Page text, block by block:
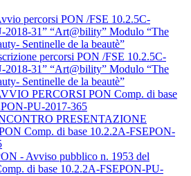
percorsi PON /FSE 10.2.5C-
2018-31” “Art@bility” Modulo “The
Sentinelle de la beautè”
percorsi PON /FSE 10.2.5C-
2018-31” “Art@bility” Modulo “The
Sentinelle de la beautè”
PERCORSI PON Comp. di base
PU-2017-365
PRESENTAZIONE
Comp. di base 10.2.2A-FSEPON-
- Avviso pubblico n. 1953 del
di base 10.2.2A-FSEPON-PU-